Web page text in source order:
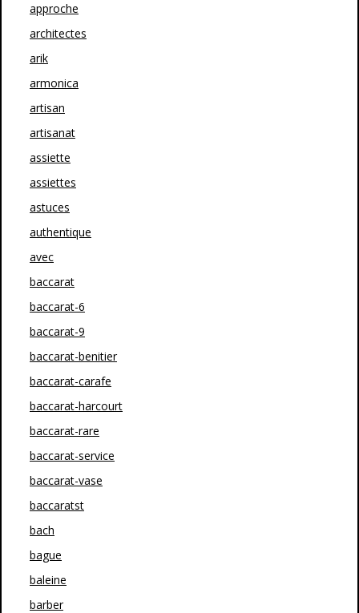
approche
architectes
arik
armonica
artisan
artisanat
assiette
assiettes
astuces
authentique
avec
baccarat
baccarat-6
baccarat-9
baccarat-benitier
baccarat-carafe
baccarat-harcourt
baccarat-rare
baccarat-service
baccarat-vase
baccaratst
bach
bague
baleine
barber